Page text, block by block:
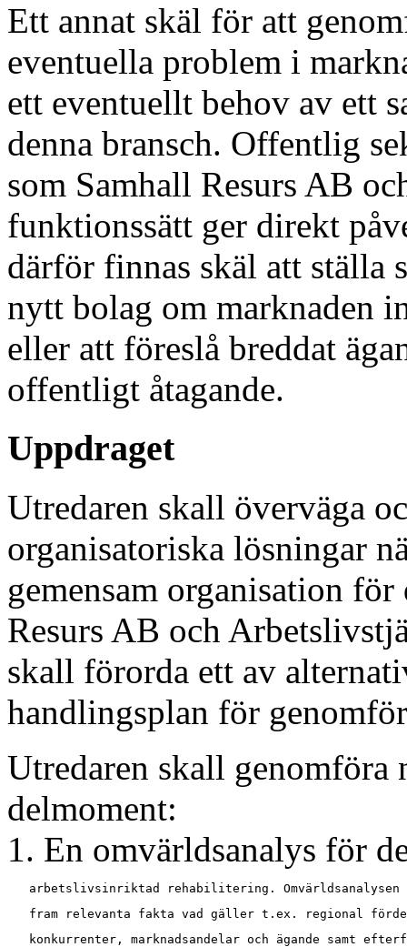
Ett annat skäl för att
eventuella problem i
ett eventuellt behov av ett
denna bransch. Offentlig
som Samhall Resurs AB
funktionssätt ger direkt
därför finnas skäl att ställa
nytt bolag om marknaden
eller att föreslå breddat
offentligt åtagande.
Uppdraget
Utredaren skall överväga
organisatoriska lösningar
gemensam organisation
Resurs AB och
skall förorda ett av
handlingsplan för
Utredaren skall genomföra
delmoment:
1. En omvärldsanalys för